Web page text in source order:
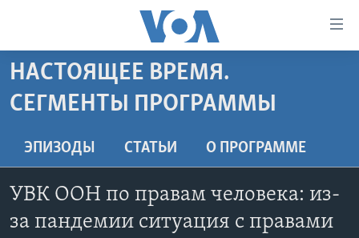
Перейти
на
основной
Перейти
к
основной
навигации
Перейти
ПРОГРАММЫ
АМЕРИКА
ИТОГИ
ПОЧЕМУ ЭТО ВАЖНО?
ПРОЕКТЫ
НАША АМЕРИКАНСКАЯ ИСТОРИЯ
А КАК В АМЕРИКЕ?
ЭКСПЕРТИЗА
ИНТЕРВЬЮ
ФАКТЫ ПРОТИВ ФЕЙКОВ
НАСТОЯЩЕЕ ВРЕМЯ.
СЕГМЕНТЫ ПРОГРАММЫ
ЭПИЗОДЫ СТАТЬИ O ПРОГРАММЕ
УВК ООН по правам человека: из-
за пандемии ситуация с правами